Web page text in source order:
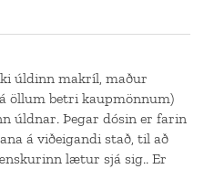
úldinn makríl, maður
öllum betri kaupmönnum)
úldnar. Þegar dósin er farin
á viðeigandi stað, til að
lætur sjá sig.. Er